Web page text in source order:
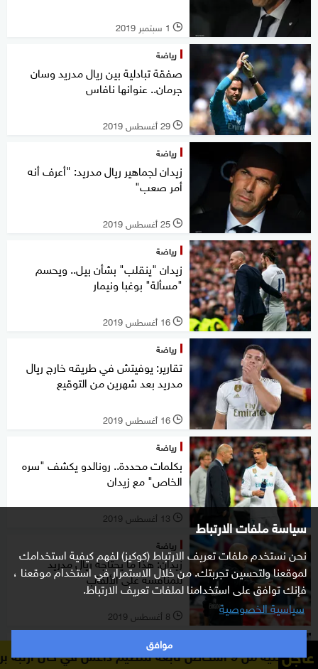
سياسة ملفات الارتباط
نحن نستخدم ملفات تعريف الارتباط (كوكيز) لفهم كيفية استخدامك
لموقعنا ولتحسين تجربتك. من خلال الاستمرار في استخدام موقعنا ،
فإنك توافق على استخدامنا لملفات تعريف الارتباط.
سياسية الخصوصية
موافق
l 1 سبتمبر 2019
رياضة
صفقة تبادلية بين ريال مدريد وسان
جرمان.. عنوانها نافاس
l 29 أغسطس 2019
رياضة
زيدان لجماهير ريال مدريد: "أعرف أنه
أمر صعب"
l 25 أغسطس 2019
رياضة
زيدان "ينقلب" بشأن بيل.. ويحسم
"مسألة" بوغبا ونيمار
l 16 أغسطس 2019
رياضة
تقارير: يوفيتش في طريقه خارج ريال
مدريد بعد شهرين من التوقيع
l 16 أغسطس 2019
رياضة
بكلمات محددة.. رونالدو يكشف "سره
الخاص" مع زيدان
l 13 أغسطس 2019
رياضة
زيدان: هذا ما يحتاجه ريال مدريد
للمنافسة على الألقاب
l 8 أغسطس 2019
رياضة
بعد سباعية أتليتيكو.. هزيمة جديدة عاجل